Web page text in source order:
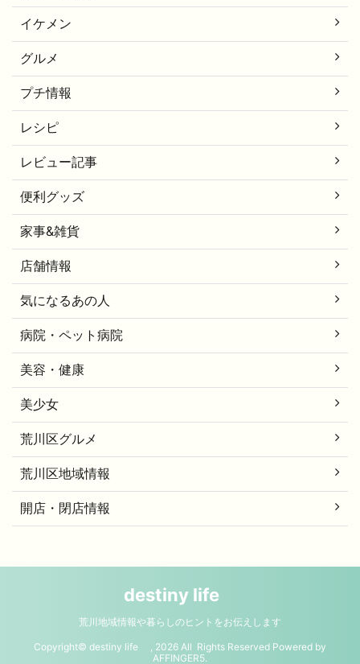
イケメン
グルメ
プチ情報
レシピ
レビュー記事
便利グッズ
家事&雑貨
店舗情報
気になるあの人
病院・ペット病院
美容・健康
美少女
荒川区グルメ
荒川区地域情報
開店・閉店情報
destiny life
荒川地域情報や暮らしのヒントをお伝えします
Copyright© destiny life , 2026 All Rights Reserved Powered by
AFFINGER5.